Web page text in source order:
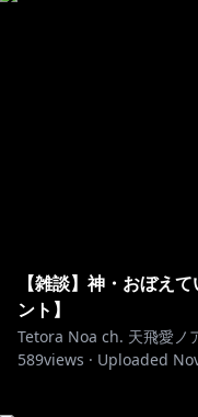
【雑談】神・おぼえ
ント】
Tetora Noa ch. 天飛愛ノ
589views · Uploaded